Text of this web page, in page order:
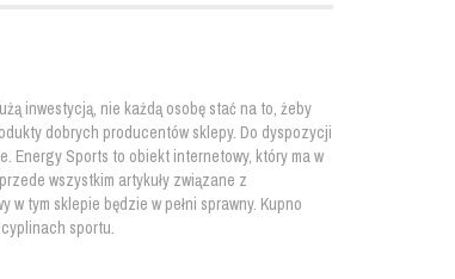
inwestycją, nie każdą osobę stać na to, żeby
dobrych producentów sklepy. Do dyspozycji
Energy Sports to obiekt internetowy, który ma w
wszystkim artykuły związane z
tym sklepie będzie w pełni sprawny. Kupno
sportu.